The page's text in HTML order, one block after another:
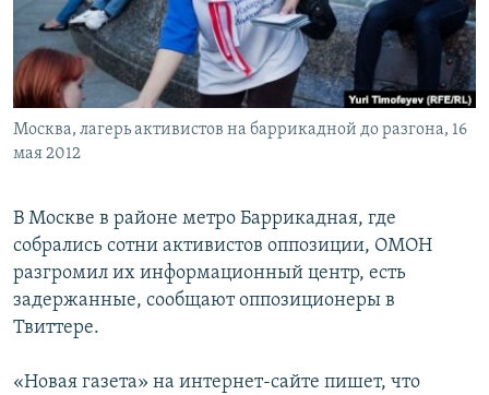
Հայերեն
English
Русский
Москва, лагерь активистов на баррикадной до разгона, 16
мая 2012
В Москве в районе метро Баррикадная, где
собрались сотни активистов оппозиции, ОМОН
разгромил их информационный центр, есть
задержанные, сообщают оппозиционеры в
Твиттере.
«Новая газета» на интернет-сайте пишет, что